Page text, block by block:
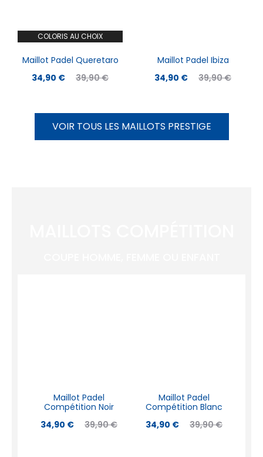
COLORIS AU CHOIX
Maillot Padel Queretaro
39,90€
34,90 €
Maillot Padel Ibiza
39,90€
34,90 €
VOIR TOUS LES MAILLOTS PRESTIGE
Maillot Padel
Compétition Noir
39,90€
34,90 €
Maillot Padel
Compétition Blanc
39,90€
34,90 €